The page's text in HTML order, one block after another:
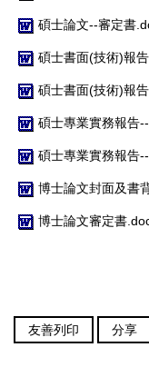
碩士論文--審定書
碩士書面(技術)報
碩士書面(技術)報
碩士專業實務報告
碩士專業實務報告
博士論文封面及書
博士論文審定書
友善列印 分享